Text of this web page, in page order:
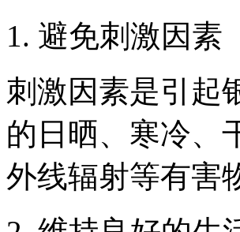
1. 避免刺激因素
刺激因素是引起
的日晒、寒冷、
外线辐射等有害